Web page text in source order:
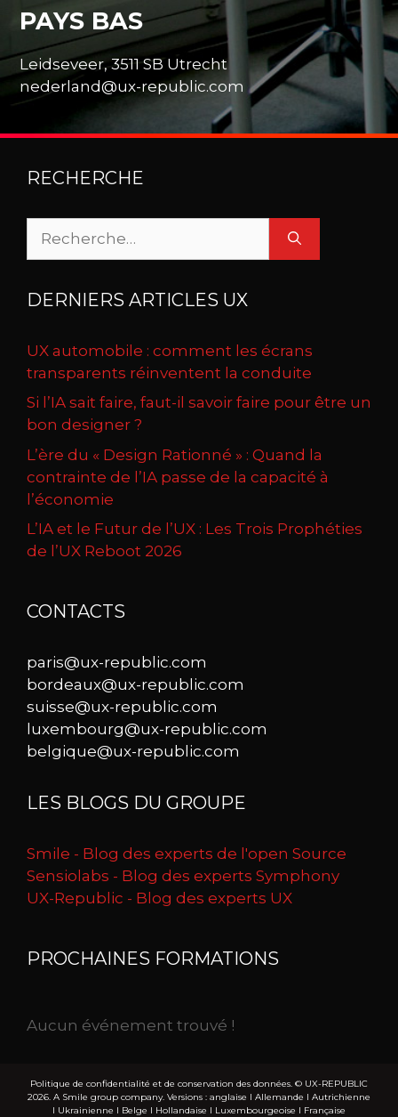
PAYS BAS
Leidseveer, 3511 SB Utrecht
nederland@ux-republic.com
RECHERCHE
DERNIERS ARTICLES UX
UX automobile : comment les écrans
transparents réinventent la conduite
Si l’IA sait faire, faut-il savoir faire pour être un
bon designer ?
L’ère du « Design Rationné » : Quand la
contrainte de l’IA passe de la capacité à
l’économie
L’IA et le Futur de l’UX : Les Trois Prophéties
de l’UX Reboot 2026
CONTACTS
paris@ux-republic.com
bordeaux@ux-republic.com
suisse@ux-republic.com
luxembourg@ux-republic.com
belgique@ux-republic.com
LES BLOGS DU GROUPE
Smile - Blog des experts de l'open Source
Sensiolabs - Blog des experts Symphony
UX-Republic - Blog des experts UX
PROCHAINES FORMATIONS
Aucun événement trouvé !
Politique de confidentialité et de conservation des données. © UX-REPUBLIC
2026. A Smile group company. Versions : anglaise I Allemande I Autrichienne
I Ukrainienne I Belge I Hollandaise I Luxembourgeoise I Française